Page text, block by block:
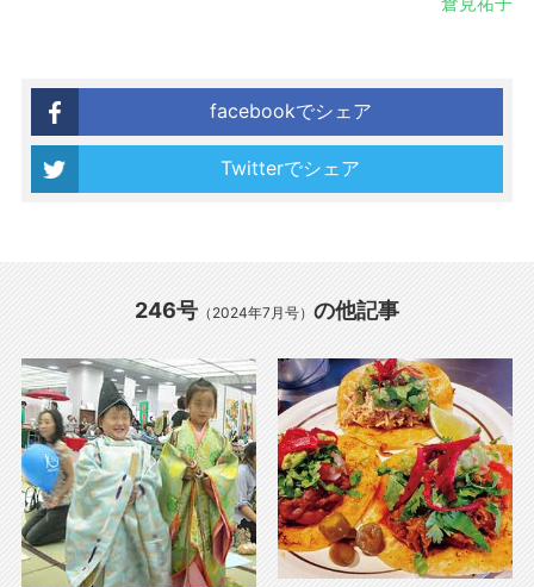
facebookでシェア
Twitterでシェア
246号 （2024年7月号） の他記事